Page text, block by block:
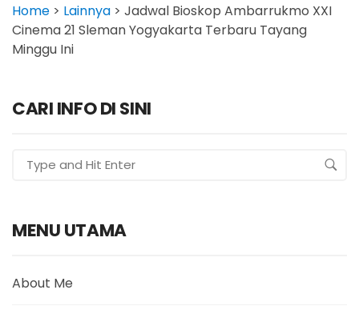
Home > Lainnya > Jadwal Bioskop Ambarrukmo XXI
Cinema 21 Sleman Yogyakarta Terbaru Tayang
Minggu Ini
CARI INFO DI SINI
MENU UTAMA
About Me